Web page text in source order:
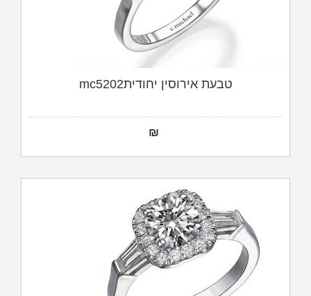
טבעת אירוסין יחודיתmc5202
₪